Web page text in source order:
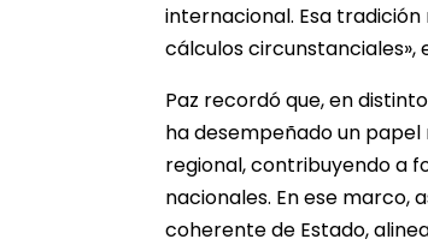
internacional. Esa
cálculos circunstanciales»,
Paz recordó que, en
ha desempeñado un
regional, contribuyendo a
nacionales. En ese marco,
coherente de Estado,